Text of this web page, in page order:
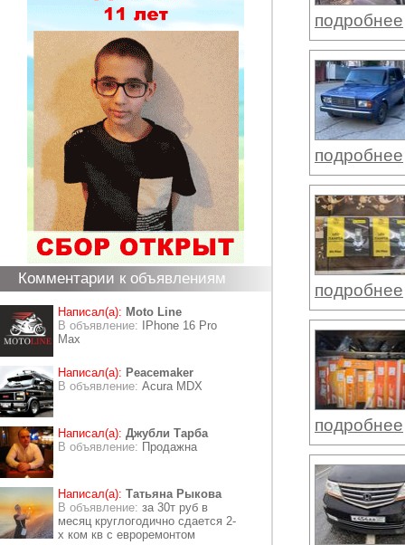
Комментарии к объявлениям
Написал(а): Moto Line
В объявление:
IPhone 16 Pro
Max
Написал(а): Peacemaker
В объявление: Acura MDX
Написал(а): Джубли Тарба
В объявление: Продажна
Написал(а): Татьяна Рыкова
В объявление: за 30т руб в
месяц круглогодично сдается 2-
х ком кв с евроремонтом
подробнее
подробнее
подробнее
подробнее